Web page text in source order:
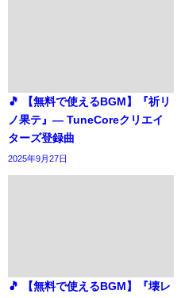
🎵 【無料で使えるBGM】『祈リ
ノ果テ』― TuneCoreクリエイ
ターズ登録曲
2025年9月27日
🎵 【無料で使えるBGM】『壊レ